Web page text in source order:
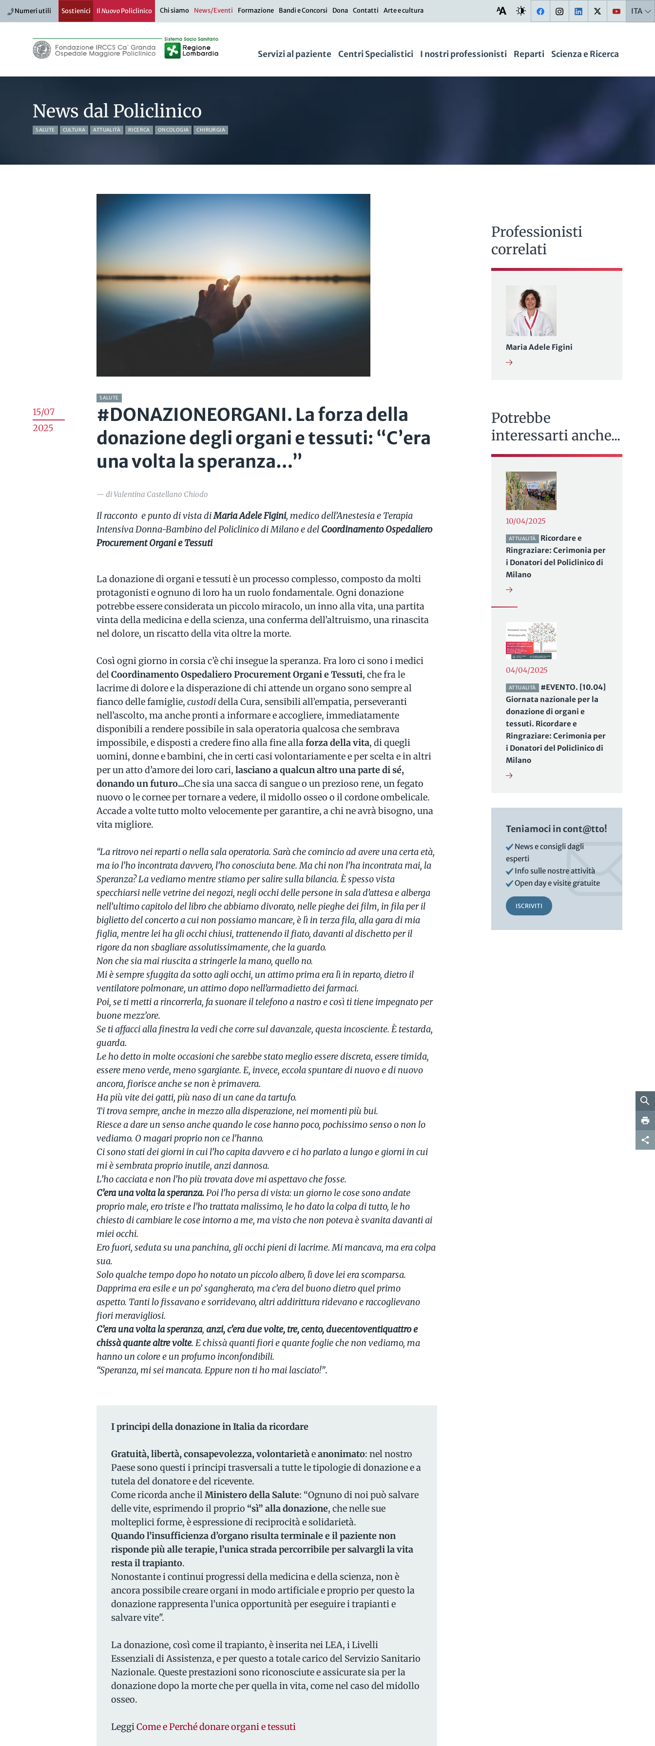
Numeri utili Sostienici IlNuovoPoliclinico Chi siamo News/Eventi Formazione Bandi e Concorsi Dona Contatti Arte e cultura ITA
Servizi al paziente Centri Specialistici I nostri professionisti Reparti Scienza e Ricerca
News dal Policlinico
SALUTE CULTURA ATTUALITÀ RICERCA ONCOLOGIA CHIRURGIA
15/07
2025
SALUTE
#DONAZIONEORGANI. La forza della
donazione degli organi e tessuti: “C’era
una volta la speranza…”
— di Valentina Castellano Chiodo
Il racconto e punto di vista diMaria Adele Figini, medico dell’Anestesia e Terapia
Intensiva Donna-Bambino del Policlinico di Milano e del Coordinamento Ospedaliero
Procurement Organi e Tessuti
La donazione di organi e tessuti è un processo complesso, composto da molti
protagonisti e ognuno di loro ha un ruolo fondamentale. Ogni donazione
potrebbe essere considerata un piccolo miracolo, un inno alla vita, una partita
vinta della medicina e della scienza, una conferma dell’altruismo, una rinascita
nel dolore, un riscatto della vita oltre la morte.
Così ogni giorno in corsia c’è chi insegue la speranza. Fra loro ci sono i medici
delCoordinamento Ospedaliero Procurement Organi e Tessuti, che fra le
lacrime di dolore e la disperazione di chi attende un organo sono sempre al
fianco delle famiglie, custodidella Cura, sensibili all’empatia, perseveranti
nell’ascolto, ma anche pronti a informare e accogliere, immediatamente
disponibili a rendere possibile in sala operatoria qualcosa che sembrava
impossibile, e disposti a credere fino alla fine allaforza della vita, di quegli
uomini, donne e bambini, che in certi casi volontariamente e per scelta e in altri
per un atto d’amore dei loro cari,lasciano a qualcun altro una parte di sé,
donando un futuro...Che sia una sacca di sangue o un prezioso rene, un fegato
nuovo o le cornee per tornare a vedere, il midollo osseo o il cordone ombelicale.
Accade a volte tutto molto velocemente per garantire, a chi ne avrà bisogno, una
vita migliore.
“La ritrovo nei reparti o nella sala operatoria. Sarà che comincio ad avere una certa età,
ma io l’ho incontrata davvero, l’ho conosciuta bene. Ma chi non l’ha incontrata mai, la
Speranza? La vediamo mentre stiamo per salire sulla bilancia. È spesso vista
specchiarsi nelle vetrine dei negozi, negli occhi delle persone in sala d’attesa e alberga
nell’ultimo capitolo del libro che abbiamo divorato, nelle pieghe dei film, in fila per il
biglietto del concerto a cui non possiamo mancare, è lì in terza fila, alla gara di mia
figlia, mentre lei ha gli occhi chiusi, trattenendo il fiato, davanti al dischetto per il
rigore da non sbagliare assolutissimamente, che la guardo.
Non che sia mai riuscita a stringerle la mano, quello no.
Mi è sempre sfuggita da sotto agli occhi, un attimo prima era lì in reparto, dietro il
ventilatore polmonare, un attimo dopo nell’armadietto dei farmaci.
Poi, se ti metti a rincorrerla, fa suonare il telefono a nastro e così ti tiene impegnato per
buone mezz’ore.
Se ti affacci alla finestra la vedi che corre sul davanzale, questa incosciente. È testarda,
guarda.
Le ho detto in molte occasioni che sarebbe stato meglio essere discreta, essere timida,
essere meno verde, meno sgargiante. E, invece, eccola spuntare di nuovo e di nuovo
ancora, fiorisce anche se non è primavera.
Ha più vite dei gatti, più naso di un cane da tartufo.
Ti trova sempre, anche in mezzo alla disperazione, nei momenti più bui.
Riesce a dare un senso anche quando le cose hanno poco, pochissimo senso o non lo
vediamo. O magari proprio non ce l’hanno.
Ci sono stati dei giorni in cui l’ho capita davvero e ci ho parlato a lungo e giorni in cui
mi è sembrata proprio inutile, anzi dannosa.
L’ho cacciata e non l’ho più trovata dove mi aspettavo che fosse.
C’era una volta la speranza.Poi l’ho persa di vista: un giorno le cose sono andate
proprio male, ero triste e l’ho trattata malissimo, le ho dato la colpa di tutto, le ho
chiesto di cambiare le cose intorno a me, ma visto che non poteva è svanita davanti ai
miei occhi.
Ero fuori, seduta su una panchina, gli occhi pieni di lacrime. Mi mancava, ma era colpa
sua.
Solo qualche tempo dopo ho notato un piccolo albero, lì dove lei era scomparsa.
Dapprima era esile e un po’ sgangherato, ma c’era del buono dietro quel primo
aspetto. Tanti lo fissavano e sorridevano, altri addirittura ridevano e raccoglievano
fiori meravigliosi.
C’era una volta la speranza,anzi, c’era due volte, tre, cento, duecentoventiquattro e
chissà quante altre volte. E chissà quanti fiori e quante foglie che non vediamo, ma
hanno un colore e un profumo inconfondibili.
“Speranza, mi sei mancata. Eppure non ti ho mai lasciato!”.
I principi della donazione in Italia da ricordare
Gratuità, libertà, consapevolezza, volontarietàeanonimato: nel nostro
Paese sono questi i principi trasversali a tutte le tipologie di donazione e a
tutela del donatore e del ricevente.
Come ricorda anche ilMinistero della Salute: “Ognuno di noi può salvare
delle vite, esprimendo il proprio “sì” alla donazione, che nelle sue
molteplici forme, è espressione di reciprocità e solidarietà.
Quando l’insufficienza d’organo risulta terminale e il paziente non
risponde più alle terapie, l’unica strada percorribile per salvargli la vita
resta il trapianto.
Nonostante i continui progressi della medicina e della scienza, non è
ancora possibile creare organi in modo artificiale e proprio per questo la
donazione rappresenta l’unica opportunità per eseguire i trapianti e
salvare vite".
La donazione, così come il trapianto, è inserita nei LEA, i Livelli
Essenziali di Assistenza, e per questo a totale carico del Servizio Sanitario
Nazionale. Queste prestazioni sono riconosciute e assicurate sia per la
donazione dopo la morte che per quella in vita, come nel caso del midollo
osseo.
LeggiCome e Perché donare organi e tessuti
Professionisti
correlati
Maria Adele Figini
Potrebbe
interessarti anche...
10/04/2025
ATTUALITÀ
Ricordare e
Ringraziare: Cerimonia per
i Donatori del Policlinico di
Milano
04/04/2025
ATTUALITÀ
#EVENTO. [10.04]
Giornata nazionale per la
donazione di organi e
tessuti. Ricordare e
Ringraziare: Cerimonia per
i Donatori del Policlinico di
Milano
Teniamoci in cont@tto!
News e consigli dagli
esperti
Info sulle nostre attività
Open day e visite gratuite
ISCRIVITI